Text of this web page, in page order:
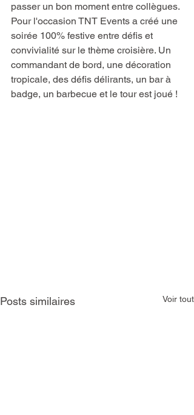
passer un bon moment entre collègues.
Pour l'occasion TNT Events a créé une
soirée 100% festive entre défis et
convivialité sur le thème croisière. Un
commandant de bord, une décoration
tropicale, des défis délirants, un bar à
badge, un barbecue et le tour est joué !
Posts similaires Voir tout